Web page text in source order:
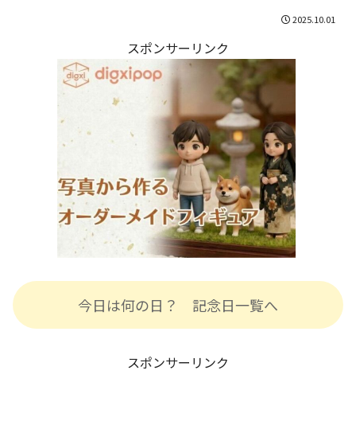
2025.10.01
スポンサーリンク
今日は何の日？ 記念日一覧へ
スポンサーリンク